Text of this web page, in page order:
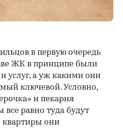
в первую очередь
ЖК в принципе были
услуг, а уж какими они
ключевой. Условно,
и пекарня
все равно туда будут
квартиры они